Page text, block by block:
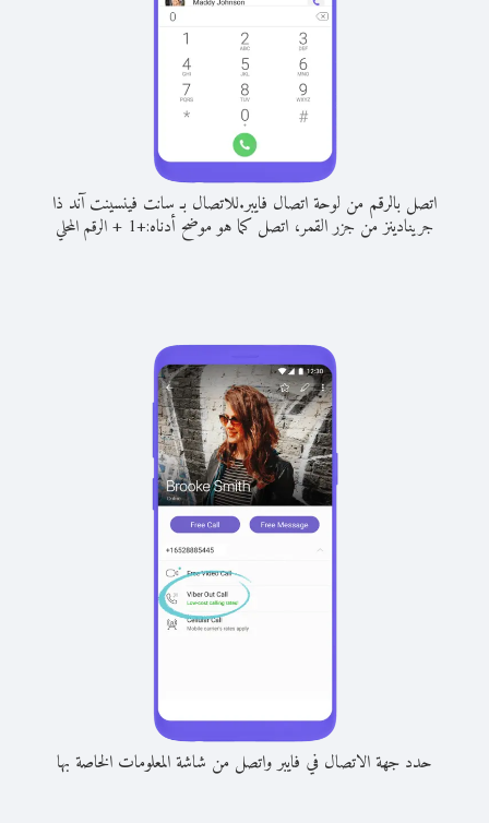
اتصل بالرقم من لوحة اتصال فايبر.للاتصال بـ سانت فينسينت آند ذا
جرينادينز من جزر القمر، اتصل كما هو موضح أدناه:+
1
+الرقم المحلي
حدد جهة الاتصال في فايبر واتصل من شاشة المعلومات الخاصة بها